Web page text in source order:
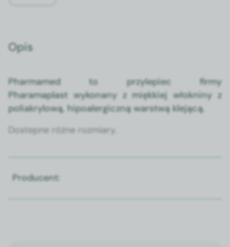
Opis
Phar­mamed to przyle­piec firmy
Pharamaplast wyko­nany z miękkiej włokniny z
poli­akry­lową, hipoa­ler­giczną warst­wą kle­jącą.
Dostep­ne różne rozmi­ary.
Producent: